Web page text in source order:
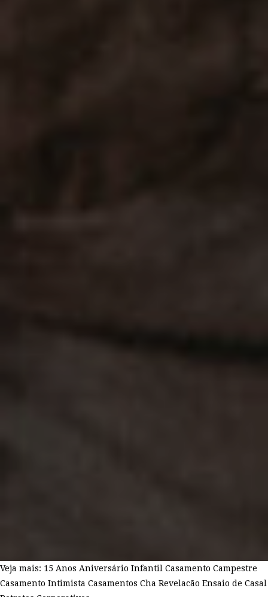
Veja mais: 15 Anos Aniversário Infantil Casamento Campestre
Casamento Intimista Casamentos Cha Revelacão Ensaio de Casal